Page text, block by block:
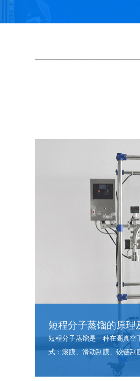
短程分子蒸馏的原理
短程分子蒸馏是一种在高真空
式：滚膜、滑动刮膜、铰链